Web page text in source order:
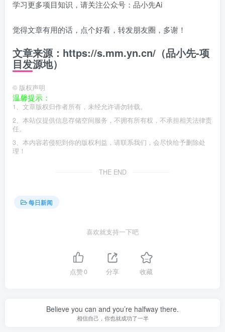
学习更多项目知识，请关注公众号：品小先Ai
觉得文章有用的话，点个好看，转发朋友圈，多谢！
文章来源：https://s.mm.yn.cn/（品小先-项
目发源地）
© 版权声明
温馨提示：
1、文章版权归作者所有，未经允许请勿转载。
2、本站仅提供信息存储空间服务，不拥有所有权，不承担相关法律责
任。
3、本内容若侵犯到你的版权利益，请联系我们，会尽快给予删除处
理！
THE END
每日新闻
喜欢就支持一下吧
点赞0 分享 收藏
Believe you can and you’re halfway there.
相信自己，你也就成功了一半